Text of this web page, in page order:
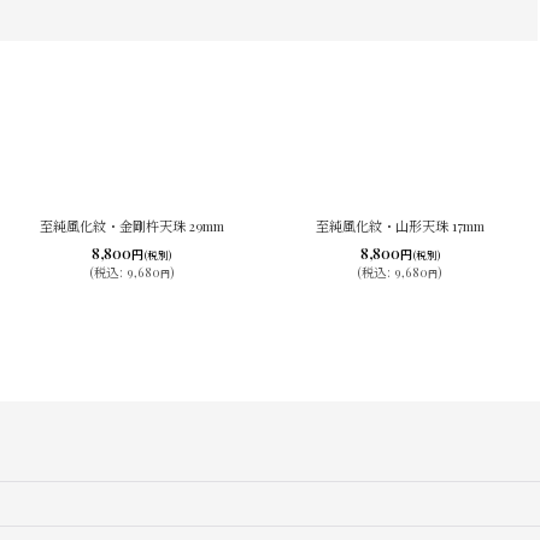
至純風化紋・金剛杵天珠 29mm
8,800円(税別)
(税込: 9,680円)
至純風化紋・山形天珠 17mm
8,800円(税別)
(税込: 9,680円)